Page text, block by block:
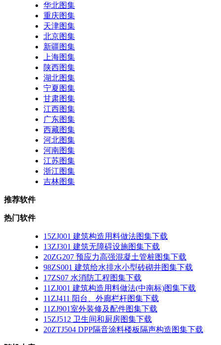
华北图集
重庆图集
天津图集
北京图集
新疆图集
上海图集
陕西图集
湖北图集
宁夏图集
甘肃图集
江西图集
广东图集
西藏图集
河北图集
河南图集
江苏图集
浙江图集
吉林图集
推荐软件
热门软件
15ZJ001 建筑构造用料做法图集下载
13ZJ301 建筑无障碍设施图集下载
20ZG207 预应力高强混凝土管桩图集下载
98ZS001 建筑给水排水小型砖砌井图集下载
17ZS07 水消防工程图集下载
11ZJ001 建筑构造用料做法(中南标)图集下载
11ZJ411 阳台、外廊栏杆图集下载
11ZJ901室外装修及配件图集下载
15ZJ512 卫生间和厨房图集下载
20ZTJ504 DPP隔音涂料楼板隔声构造图集下载